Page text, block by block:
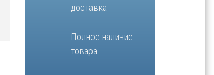
доставка
Полное наличие
товара